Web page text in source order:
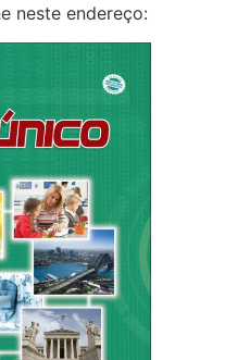
neste endereço: